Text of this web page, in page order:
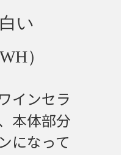
い
）
インセラ
本体部分
になって